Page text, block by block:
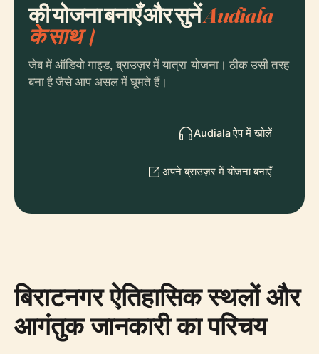
की योजना बनाएँ और सुनेंAudiala
के साथ।
जेब में ऑडियो गाइड, ब्राउज़र में यात्रा-योजना। ठीक उसी तरह
बना है जैसे आप असल में घूमते हैं।
Audiala ऐप में खोलें
अपने ब्राउज़र में योजना बनाएँ
बिराटनगर ऐतिहासिक स्थलों और
आगंतुक जानकारी का परिचय